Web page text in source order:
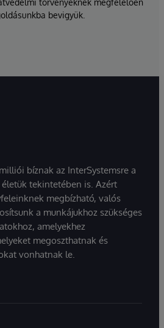
bevigyük.
bíznak az InterSystemsre a
tekintetében is. Azért
megbízható, valós
a munkájukhoz szükséges
amelyekhez
megoszthatnak és
vonhatnak le.